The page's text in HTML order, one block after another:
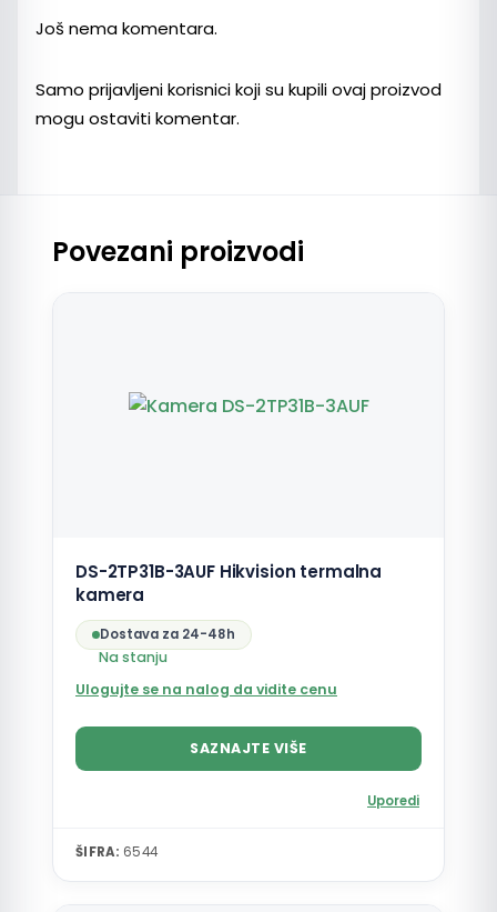
Još nema komentara.
Samo prijavljeni korisnici koji su kupili ovaj proizvod
mogu ostaviti komentar.
Povezani proizvodi
DS-2TP31B-3AUF Hikvision termalna
kamera
Dostava za 24-48h
Na stanju
Ulogujte se na nalog da vidite cenu
SAZNAJTE VIŠE
Uporedi
ŠIFRA: 6544